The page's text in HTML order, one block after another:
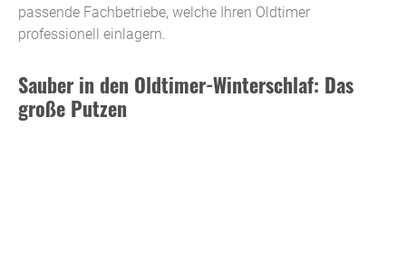
passende Fachbetriebe, welche Ihren Oldtimer
professionell einlagern.
Sauber in den Oldtimer-Winterschlaf: Das
große Putzen